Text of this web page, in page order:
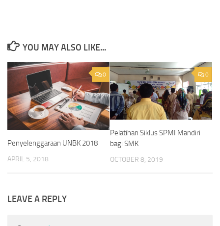
YOU MAY ALSO LIKE...
0
Penyelenggaraan UNBK 2018
APRIL 5, 2018
0
Pelatihan Siklus SPMI Mandiri
bagi SMK
OCTOBER 8, 2019
LEAVE A REPLY